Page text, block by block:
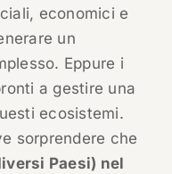
economici e
un
Eppure i
a gestire una
ecosistemi.
sorprendere che
Paesi) nel